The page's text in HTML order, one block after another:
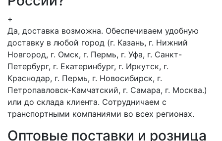
+
Да, доставка возможна. Обеспечиваем удобную
доставку в любой город (г. Казань, г. Нижний
Новгород, г. Омск, г. Пермь, г. Уфа, г. Санкт-
Петербург, г. Екатеринбург, г. Иркутск, г.
Краснодар, г. Пермь, г. Новосибирск, г.
Петропавловск-Камчатский, г. Самара, г. Москва.)
или до склада клиента. Сотрудничаем с
транспортными компаниями во всех регионах.
Оптовые поставки и розница